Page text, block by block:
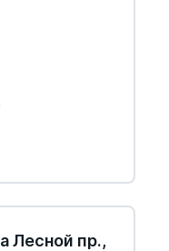
Лесной пр.,